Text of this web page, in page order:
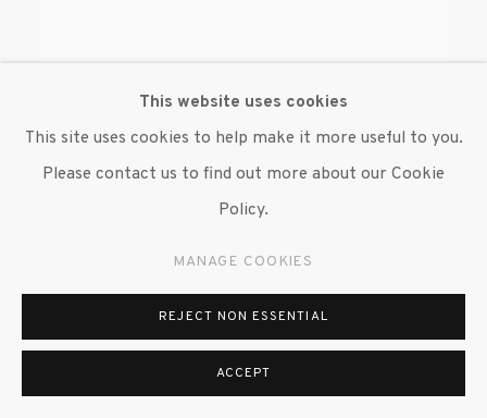
This website uses cookies
This site uses cookies to help make it more useful to you.
Please contact us to find out more about our Cookie
Policy.
MANAGE COOKIES
REJECT NON ESSENTIAL
ACCEPT